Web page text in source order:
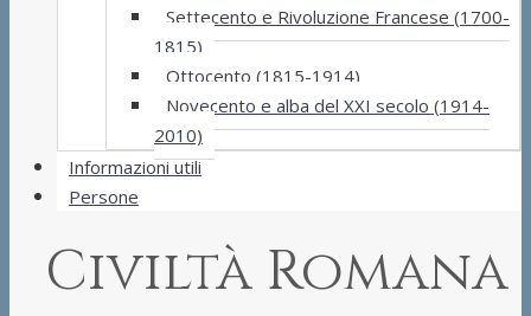
Settecento e Rivoluzione Francese (1700-
1815)
Ottocento (1815-1914)
Novecento e alba del XXI secolo (1914-
2010)
Informazioni utili
Persone
Civiltà Romana